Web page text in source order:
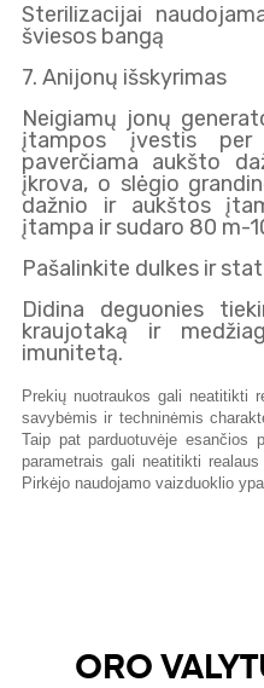
Sterilizacijai
šviesos bangą
7. Anijonų išskyrimas
Neigiamų jonų
įtampos įvestis per
paverčiama aukšto
įkrova, o slėgio
dažnio ir aukštos
įtampa ir sudaro 80 m-
Pašalinkite dulkes ir
Didina deguonies
kraujotaką ir
imunitetą.
Prekių nuotraukos gali neatitikti
savybėmis ir techninėmis
Taip pat parduotuvėje esančios
parametrais gali neatitikti
Pirkėjo naudojamo vaizduoklio
ORO